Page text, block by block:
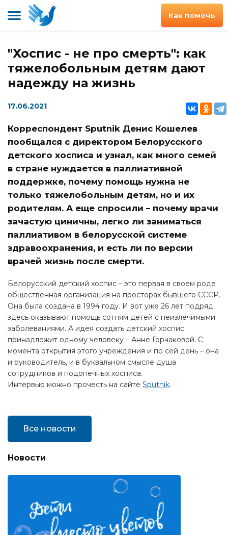
Как помочь
"Хоспис - не про смерть": как
тяжелобольным детям дают
надежду на жизнь
17.06.2021
Корреспондент Sputnik Денис Кошелев
пообщался с директором Белорусского
детского хосписа и узнал, как много семей
в стране нуждается в паллиативной
поддержке, почему помощь нужна не
только тяжелобольным детям, но и их
родителям. А еще спросили – почему врачи
зачастую циничны, легко ли заниматься
паллиативом в белорусской системе
здравоохранения, и есть ли по версии
врачей жизнь после смерти.
Белорусский детский хоспис – это первая в своем роде
общественная организация на просторах бывшего СССР.
Она была создана в 1994 году. И вот уже 26 лет подряд
здесь оказывают помощь сотням детей с неизлечимыми
заболеваниями. А идея создать детский хоспис
принадлежит одному человеку – Анне Горчаковой. С
момента открытия этого учреждения и по сей день – она
и руководитель, и в буквальном смысле душа
сотрудников и подопечных хосписа.
Интервью можно прочесть на сайте Sputnik.
Все новости
Новости